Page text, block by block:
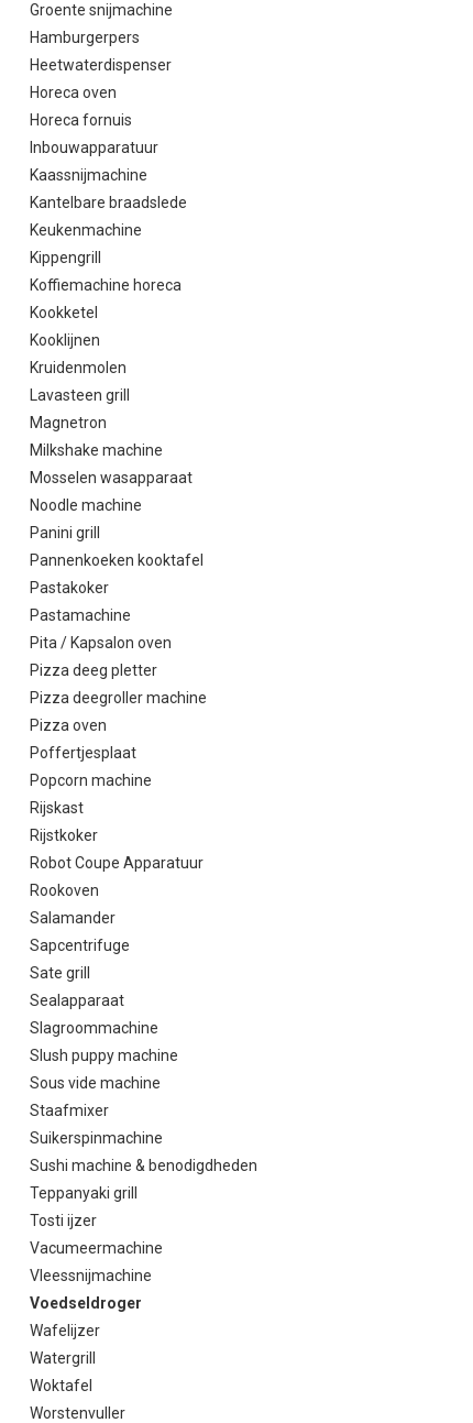
Groente snijmachine
Hamburgerpers
Heetwaterdispenser
Horeca oven
Horeca fornuis
Inbouwapparatuur
Kaassnijmachine
Kantelbare braadslede
Keukenmachine
Kippengrill
Koffiemachine horeca
Kookketel
Kooklijnen
Kruidenmolen
Lavasteen grill
Magnetron
Milkshake machine
Mosselen wasapparaat
Noodle machine
Panini grill
Pannenkoeken kooktafel
Pastakoker
Pastamachine
Pita / Kapsalon oven
Pizza deeg pletter
Pizza deegroller machine
Pizza oven
Poffertjesplaat
Popcorn machine
Rijskast
Rijstkoker
Robot Coupe Apparatuur
Rookoven
Salamander
Sapcentrifuge
Sate grill
Sealapparaat
Slagroommachine
Slush puppy machine
Sous vide machine
Staafmixer
Suikerspinmachine
Sushi machine & benodigdheden
Teppanyaki grill
Tosti ijzer
Vacumeermachine
Vleessnijmachine
Voedseldroger
Wafelijzer
Watergrill
Woktafel
Worstenvuller